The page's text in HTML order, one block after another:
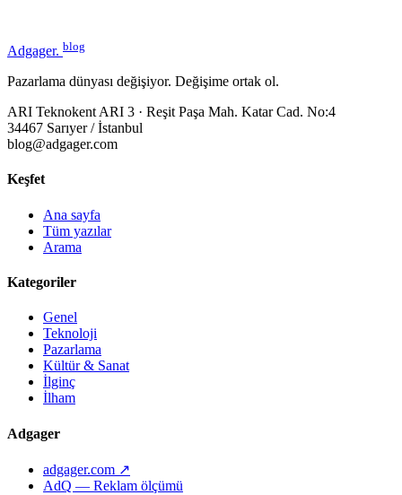
Adgager. blog
Pazarlama dünyası değişiyor. Değişime ortak ol.
ARI Teknokent ARI 3 · Reşit Paşa Mah. Katar Cad. No:4
34467 Sarıyer / İstanbul
blog@adgager.com
Keşfet
Ana sayfa
Tüm yazılar
Arama
Kategoriler
Genel
Teknoloji
Pazarlama
Kültür & Sanat
İlginç
İlham
Adgager
adgager.com ↗
AdQ — Reklam ölçümü